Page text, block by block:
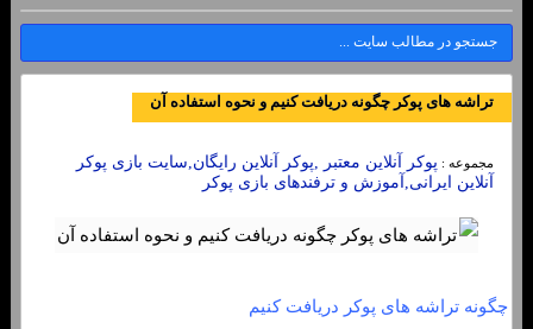
تراشه های پوکر چگونه دریافت کنیم و نحوه استفاده آن
مجموعه : پوکر آنلاین معتبر ,پوکر آنلاین رایگان,سایت بازی پوکر
آنلاین ایرانی,آموزش و ترفندهای بازی پوکر
چگونه تراشه های پوکر دریافت کنیم